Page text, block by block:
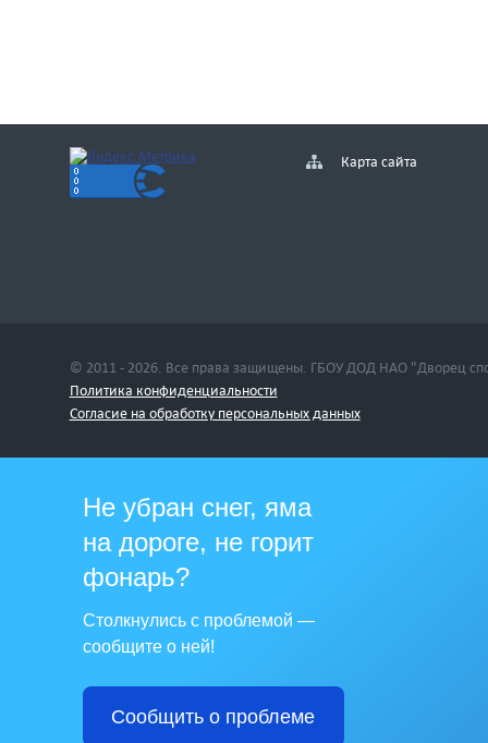
Карта сайта
© 2011 - 2026. Все права защищены. ГБОУ ДОД НАО "Дворец
Политика конфиденциальности
Cогласие на обработку персональных данных
Не убран снег, яма
на дороге, не горит
фонарь?
Столкнулись с проблемой —
сообщите о ней!
Сообщить о проблеме